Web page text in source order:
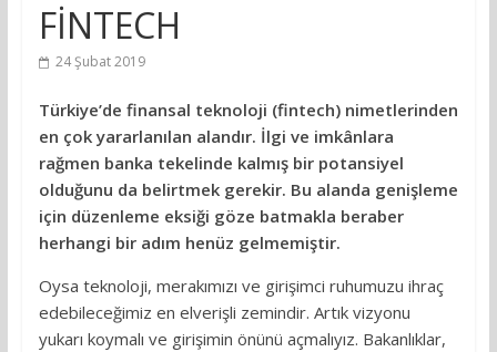
FİNTECH
24 Şubat 2019
Türkiye’de finansal teknoloji (fintech) nimetlerinden
en çok yararlanılan alandır. İlgi ve imkânlara
rağmen banka tekelinde kalmış bir potansiyel
olduğunu da belirtmek gerekir. Bu alanda genişleme
için düzenleme eksiği göze batmakla beraber
herhangi bir adım henüz gelmemiştir.
Oysa teknoloji, merakımızı ve girişimci ruhumuzu ihraç
edebileceğimiz en elverişli zemindir. Artık vizyonu
yukarı koymalı ve girişimin önünü açmalıyız. Bakanlıklar,